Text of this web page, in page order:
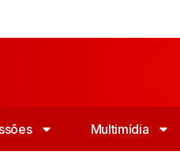
Multimídia